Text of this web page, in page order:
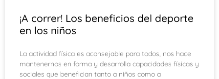
¡A correr! Los beneficios del deporte
en los niños
La actividad física es aconsejable para todos, nos hace
mantenernos en forma y desarrolla capacidades físicas y
sociales que benefician tanto a niños como a